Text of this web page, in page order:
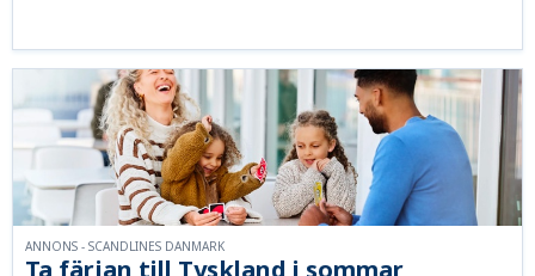
ANNONS - SCANDLINES DANMARK